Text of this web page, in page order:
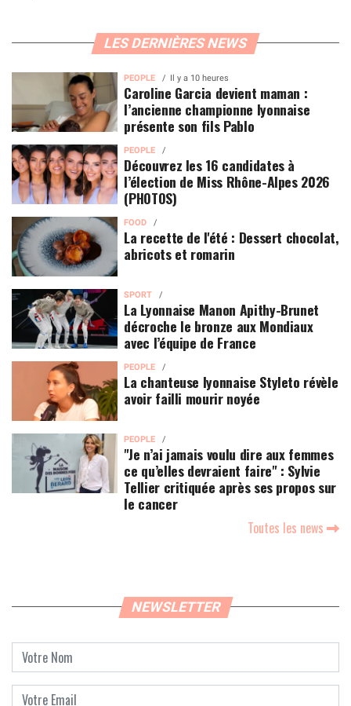
LES DERNIÈRES NEWS
PEOPLE Il y a 10 heures
Caroline Garcia devient maman :
l’ancienne championne lyonnaise
présente son fils Pablo
PEOPLE
Découvrez les 16 candidates à
l’élection de Miss Rhône-Alpes 2026
(PHOTOS)
FOOD
La recette de l'été : Dessert chocolat,
abricots et romarin
SPORT
La Lyonnaise Manon Apithy-Brunet
décroche le bronze aux Mondiaux
avec l’équipe de France
PEOPLE
La chanteuse lyonnaise Styleto révèle
avoir failli mourir noyée
PEOPLE
"Je n’ai jamais voulu dire aux femmes
ce qu’elles devraient faire" : Sylvie
Tellier critiquée après ses propos sur
le cancer
Toutes les news
NEWSLETTER